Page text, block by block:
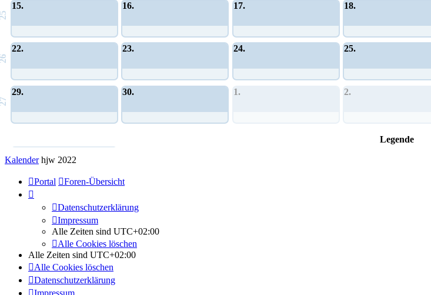
15. 16. 17. 18.
22. 23. 24. 25.
29. 30. 1. 2.
Legende
Kalenderhjw 2022
Portal Foren-Übersicht
Datenschutzerklärung
Impressum
Alle Zeiten sind UTC+02:00
Alle Cookies löschen
Alle Zeiten sind UTC+02:00
Alle Cookies löschen
Datenschutzerklärung